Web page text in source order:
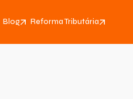
Blog Reforma Tributária